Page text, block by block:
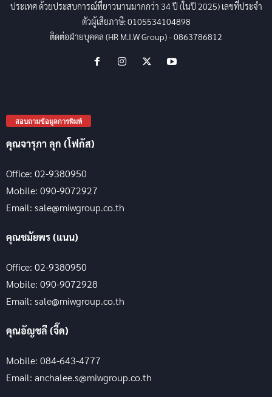
ประเทศ ด้วยประสบการณ์ที่ยาวนานมากกว่า 34 ปี (ในปี 2025) เลขที่ประจำ
ตัวผู้เสียภาษี: 0105534104898
ติดต่อฝ่ายบุคคล (HR M.I.W Group) - 0863786812
สอบถามข้อมูลการพิมพ์
คุณจารุภา ลุก (โฟกัส)
Office: 02-9380950
Mobile: 090-9072927
Email: sale@miwgroup.co.th
คุณชมัยพร (แนน)
Office: 02-9380950
Mobile: 090-9072928
Email: sale@miwgroup.co.th
คุณอัญชลี (จี๊ด)
Mobile: 084-643-4777
Email: anchalee.s@miwgroup.co.th